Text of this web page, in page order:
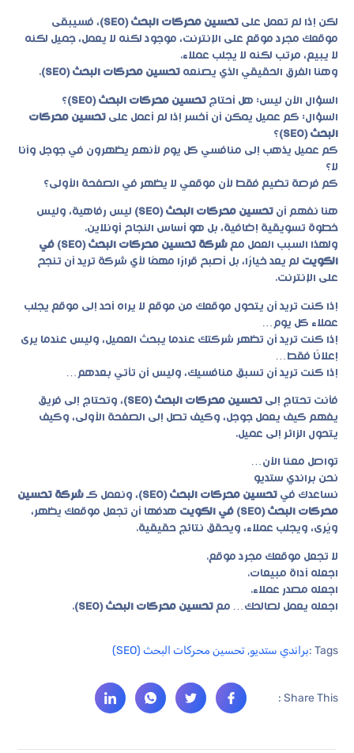
لكن إذا لم تعمل على تحسين محركات البحث (SEO)
، فسيبقى
موقعك مجرد موقع على الإنترنت، موجود لكنه لا يعمل، جميل لكنه
لا يبيع، مرتب لكنه لا يجلب عملاء.
وهنا الفرق الحقيقي الذي يصنعه تحسين محركات البحث (SEO) .
السؤال الآن ليس: هل أحتاج تحسين محركات البحث (SEO)
؟
السؤال: كم عميل يمكن أن أخسر إذا لم أعمل على تحسين محركات
البحث (SEO)
؟
كم عميل يذهب إلى منافسي كل يوم لأنهم يظهرون في جوجل وأنا
لا؟
كم فرصة تضيع فقط لأن موقعي لا يظهر في الصفحة الأولى؟
هنا نفهم أن تحسين محركات البحث (SEO)
ليس رفاهية، وليس
خطوة تسويقية إضافية، بل هو أساس النجاح أونلاين.
ولهذا السبب العمل مع
شركة تحسين محركات البحث (SEO) في
الكويت لم يعد خيارًا، بل أصبح قرارًا مهمًا لأي شركة تريد أن تنجح
على الإنترنت.
إذا كنت تريد أن يتحول موقعك من موقع لا يراه أحد إلى موقع يجلب
عملاء كل يوم…
إذا كنت تريد أن تظهر شركتك عندما يبحث العميل، وليس عندما يرى
إعلانًا فقط…
إذا كنت تريد أن تسبق منافسيك، وليس أن تأتي بعدهم…
فأنت تحتاج إلى تحسين محركات البحث (SEO)
، وتحتاج إلى فريق
يفهم كيف يعمل جوجل، وكيف تصل إلى الصفحة الأولى، وكيف
يتحول الزائر إلى عميل.
تواصل معنا الآن…
نحن براندي ستديو
نساعدك في تحسين محركات البحث (SEO) ، ونعمل كـ شركة تحسين
محركات البحث (SEO) في الكويت
هدفها أن تجعل موقعك يظهر،
ويُرى، ويجلب عملاء، ويحقق نتائج حقيقية.
لا تجعل موقعك مجرد موقع.
اجعله أداة مبيعات.
اجعله مصدر عملاء.
اجعله يعمل لصالحك… مع تحسين محركات البحث (SEO) .
Tags : براندي ستديو, تحسين محركات البحث (SEO)
Share This :